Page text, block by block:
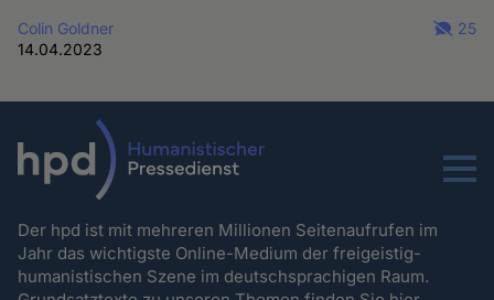
Colin Goldner
14.04.2023
25
Menu
Der hpd ist mit mehreren Millionen Seitenaufrufen im
Jahr das wichtigste Online-Medium der freigeistig-
humanistischen Szene im deutschsprachigen Raum.